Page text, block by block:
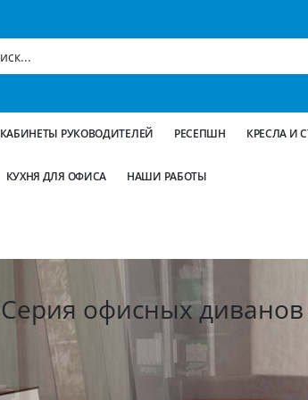
КАБИНЕТЫ РУКОВОДИТЕЛЕЙ РЕСЕПШН КРЕСЛА И
КУХНЯ ДЛЯ ОФИСА НАШИ РАБОТЫ
Серия офисных